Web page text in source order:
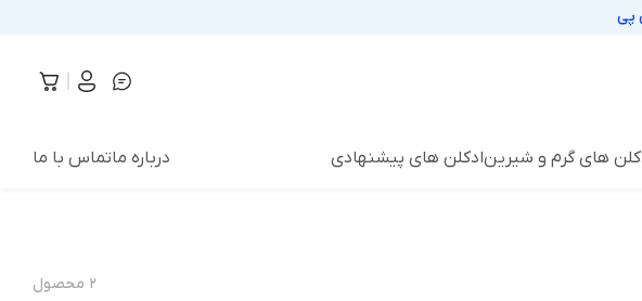
پی
های گرم و شیرینادکلن های پیشنهادی درباره ماتماس با ما
۲ محصول